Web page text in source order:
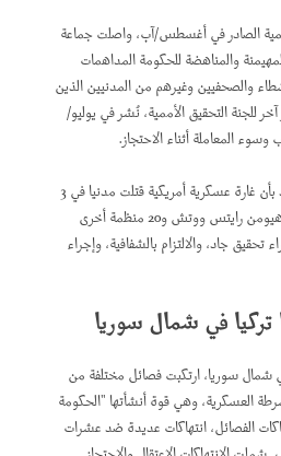
الصادر في أغسطس/آب، واصلت جماعة
والمناهضة للحكومة المداهمات
والصحفيين وغيرهم من المدنيين الذين
آخر للجنة التحقيق الأممية، نُشر في يوليو/
المعاملة أثناء الاحتجاز.
بعد تقارير مستقلة موثوقة تفيد بأن غارة عسكرية أمريكية قتلت مدنيا في 3
هيومن رايتس ووتش و20 منظمة أخرى
تحقيق جاد، والالتزام بالشفافية، وإجراء
تركيا في شمال سوريا
شمال سوريا، ارتكبت فصائل مختلفة من
العسكرية، وهي قوة أنشأتها "الحكومة
الفصائل، انتهاكات عديدة ضد عشرات